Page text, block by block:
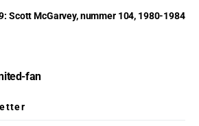
Scott McGarvey, nummer 104, 1980-1984
fan